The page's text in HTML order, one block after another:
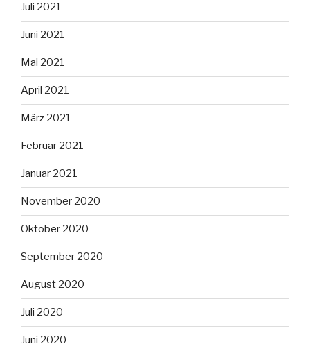
Juli 2021
Juni 2021
Mai 2021
April 2021
März 2021
Februar 2021
Januar 2021
November 2020
Oktober 2020
September 2020
August 2020
Juli 2020
Juni 2020